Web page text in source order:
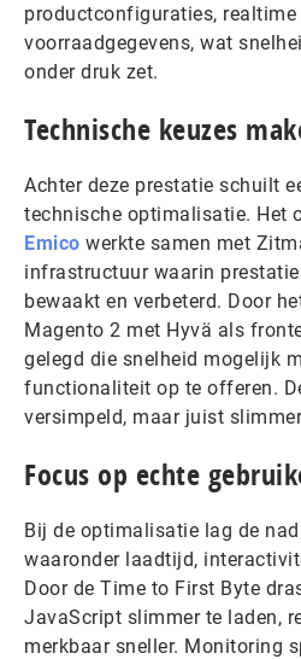
productconfiguraties, realtime
voorraadgegevens, wat
onder druk zet.
Technische keuzes
Achter deze prestatie schuilt
technische optimalisatie. Het
Emico werkte samen met
infrastructuur waarin
bewaakt en verbeterd. Door
Magento 2 met Hyvä als
gelegd die snelheid mogelijk
functionaliteit op te offeren.
versimpeld, maar juist
Focus op echte
Bij de optimalisatie lag de
waaronder laadtijd,
Door de Time to First Byte
JavaScript slimmer te laden,
merkbaar sneller. Monitoring